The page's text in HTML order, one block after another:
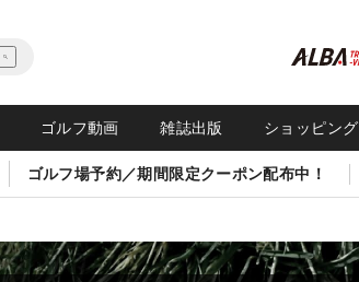
ゴルフ動画 雑誌出版 ショッピング
ゴルフ場予約／期間限定クーポン配布中！